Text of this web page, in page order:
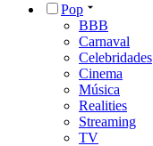
Pop
BBB
Carnaval
Celebridades
Cinema
Música
Realities
Streaming
TV